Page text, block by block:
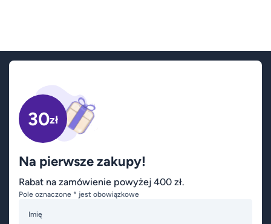
30zł
Na pierwsze zakupy!
Rabat na zamówienie powyżej 400 zł.
Pole oznaczone * jest obowiązkowe
Imię